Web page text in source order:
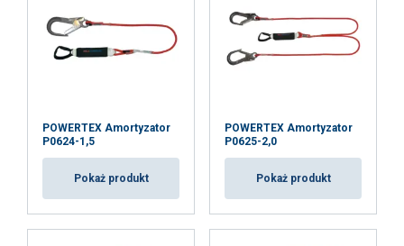
POWERTEX Amortyzator
P0624-1,5
Pokaż produkt
POWERTEX Amortyzator
P0625-2,0
Pokaż produkt